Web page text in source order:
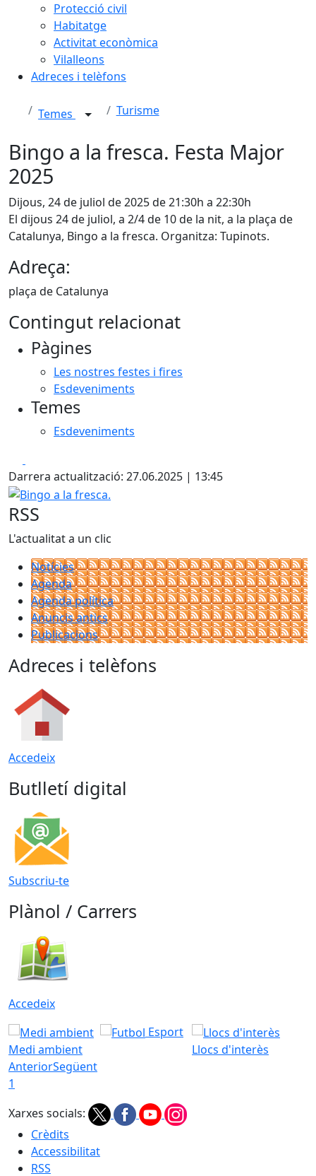
Protecció civil
Habitatge
Activitat econòmica
Vilalleons
Adreces i telèfons
Temes Turisme
Bingo a la fresca. Festa Major
2025
Dijous, 24 de juliol de 2025 de 21:30h a 22:30h
El dijous 24 de juliol, a 2/4 de 10 de la nit, a la plaça de
Catalunya, Bingo a la fresca. Organitza: Tupinots.
Adreça:
plaça de Catalunya
Contingut relacionat
Pàgines
Les nostres festes i fires
Esdeveniments
Temes
Esdeveniments
Darrera actualització: 27.06.2025 | 13:45
Bingo a la fresca.
RSS
L'actualitat a un clic
Notícies
Agenda
Agenda política
Anuncis antics
Publicacions
Adreces i telèfons
Accedeix
Butlletí digital
Subscriu-te
Plànol / Carrers
Accedeix
Medi ambient
Esport
Llocs d'interès
AnteriorSegüent
1
Xarxes socials:
Crèdits
Accessibilitat
RSS